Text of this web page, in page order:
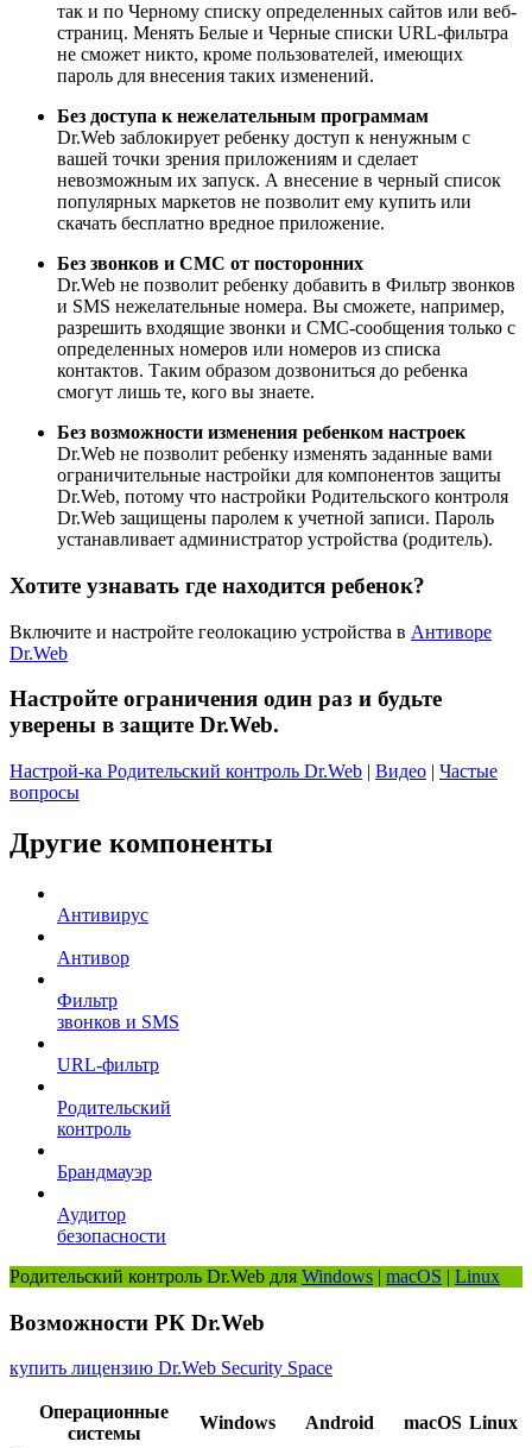
так и по Черному списку определенных сайтов или веб-
страниц. Менять Белые и Черные списки URL-фильтра
не сможет никто, кроме пользователей, имеющих
пароль для внесения таких изменений.
Без доступа к нежелательным программам
Dr.Web заблокирует ребенку доступ к ненужным с
вашей точки зрения приложениям и сделает
невозможным их запуск. А внесение в черный список
популярных маркетов не позволит ему купить или
скачать бесплатно вредное приложение.
Без звонков и СМС от посторонних
Dr.Web не позволит ребенку добавить в Фильтр звонков
и SMS нежелательные номера. Вы сможете, например,
разрешить входящие звонки и СМС-сообщения только с
определенных номеров или номеров из списка
контактов. Таким образом дозвониться до ребенка
смогут лишь те, кого вы знаете.
Без возможности изменения ребенком настроек
Dr.Web не позволит ребенку изменять заданные вами
ограничительные настройки для компонентов защиты
Dr.Web, потому что настройки Родительского контроля
Dr.Web защищены паролем к учетной записи. Пароль
устанавливает администратор устройства (родитель).
Хотите узнавать где находится ребенок?
Включите и настройте геолокацию устройства в Антиворе
Dr.Web
Настройте ограничения один раз и будьте
уверены в защите Dr.Web.
Настрой-ка Родительский контроль Dr.Web | Видео | Частые
вопросы
Другие компоненты
Антивирус
Антивор
Фильтр
звонков и SMS
URL-фильтр
Родительский
контроль
Брандмауэр
Аудитор
безопасности
Родительский контроль Dr.Web для Windows | macOS | Linux
Возможности РК Dr.Web
купить лицензию Dr.Web Security Space
Операционные
системы
Windows Android macOS Linux